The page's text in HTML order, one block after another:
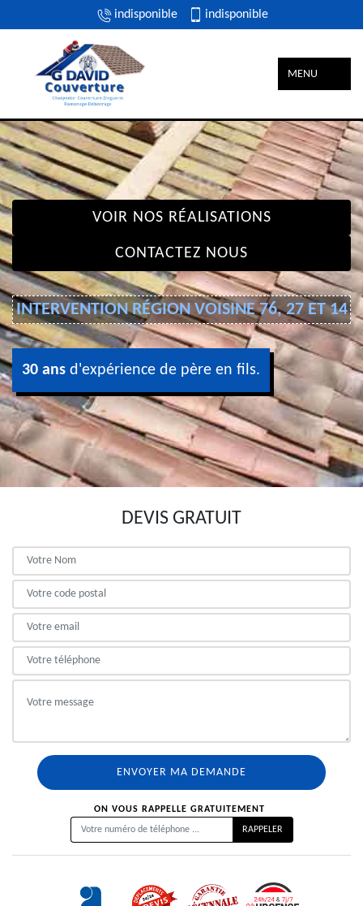
indisponible indisponible
MENU
VOIR NOS RÉALISATIONS
CONTACTEZ NOUS
INTERVENTION RÉGION VOISINE 76, 27 ET 14
30 ans d'expérience de père en fils.
DEVIS GRATUIT
ON VOUS RAPPELLE GRATUITEMENT